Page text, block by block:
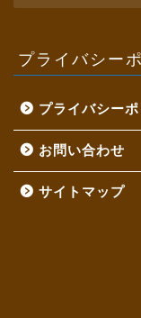
ブ
プライバシー
プライバシー
お問い合わせ
サイトマップ